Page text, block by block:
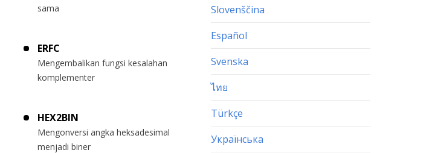
sama
ERFC
Mengembalikan fungsi kesalahan
komplementer
HEX2BIN
Mengonversi angka heksadesimal
menjadi biner
Slovenščina
Español
Svenska
ไทย
Türkçe
Українська